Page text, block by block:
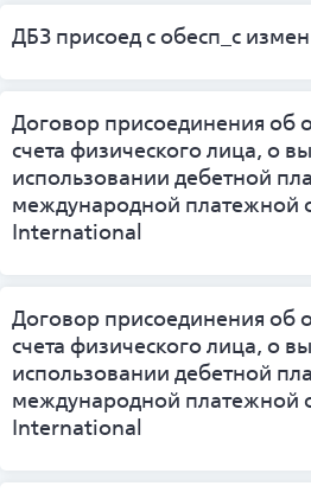
ДБЗ присоед с обесп_с измен
Договор присоединения об
счета физического лица, о
использовании дебетной
международной платежной
International
Договор присоединения об
счета физического лица, о
использовании дебетной
международной платежной
International